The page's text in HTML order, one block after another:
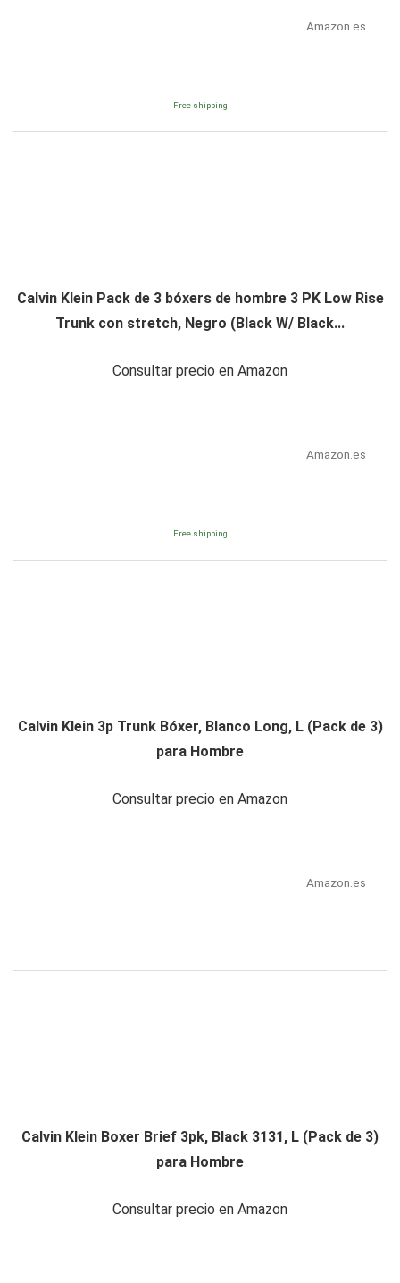
Amazon.es
Free shipping
Calvin Klein Pack de 3 bóxers de hombre 3 PK Low Rise
Trunk con stretch, Negro (Black W/ Black...
Consultar precio en Amazon
Amazon.es
Free shipping
Calvin Klein 3p Trunk Bóxer, Blanco Long, L (Pack de 3)
para Hombre
Consultar precio en Amazon
Amazon.es
Calvin Klein Boxer Brief 3pk, Black 3131, L (Pack de 3)
para Hombre
Consultar precio en Amazon